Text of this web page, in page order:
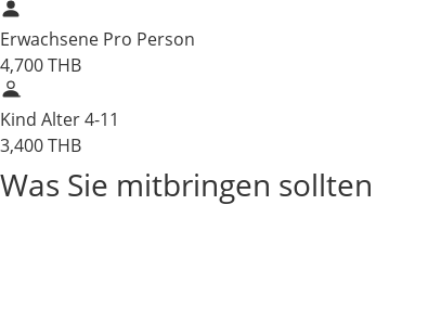
Erwachsene Pro Person
4,700THB
Kind Alter 4-11
3,400THB
Was Sie mitbringen sollten